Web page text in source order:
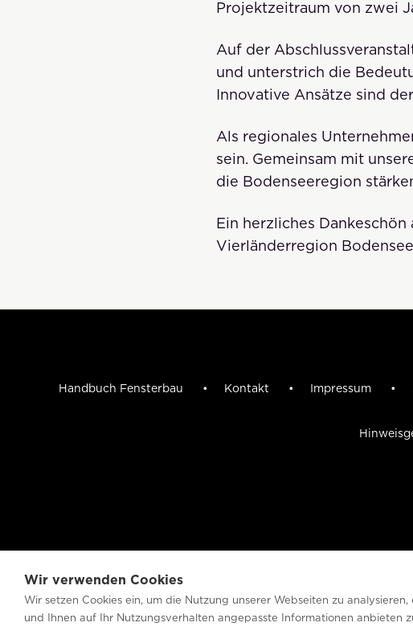
Projektzeitraum von zwei
Auf der
und unterstrich die
Innovative Ansätze sind
Als regionales
sein. Gemeinsam mit
die Bodenseeregion
Ein herzliches
Vierländerregion
Handbuch Fensterbau Kontakt Impressum
Wir verwenden Cookies
Wir setzen Cookies ein, um die Nutzung unserer Webseiten zu
und Ihnen auf Ihr Nutzungsverhalten angepasste Informationen anbieten